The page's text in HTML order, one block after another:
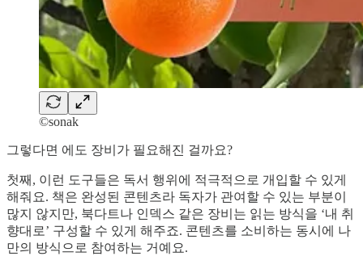
©sonak
그렇다면 에도 장비가 필요해진 걸까요?
첫째, 이런 도구들은 독서 행위에 적극적으로 개입할 수 있게
해줘요. 책은 완성된 콘텐츠라 독자가 관여할 수 있는 부분이
많지 않지만, 북다트나 인덱스 같은 장비는 읽는 방식을 ‘내 취
향대로’ 구성할 수 있게 해주죠. 콘텐츠를 소비하는 동시에 나
만의 방식으로 참여하는 거예요.